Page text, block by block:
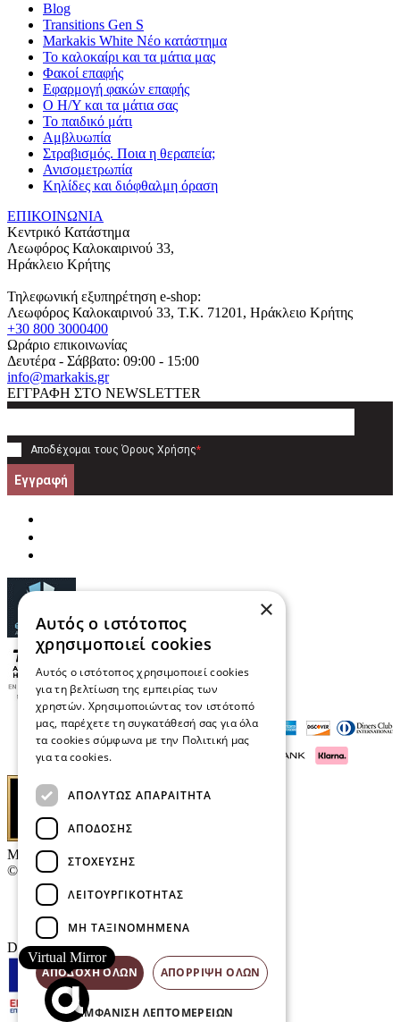
Blog
Transitions Gen S
Markakis White Νέο κατάστημα
Το καλοκαίρι και τα μάτια μας
Φακοί επαφής
Εφαρμογή φακών επαφής
Ο Η/Υ και τα μάτια σας
Το παιδικό μάτι
Αμβλυωπία
Στραβισμός. Ποια η θεραπεία;
Ανισομετρωπία
Κηλίδες και διόφθαλμη όραση
ΕΠΙΚΟΙΝΩΝΙΑ
Κεντρικό Κατάστημα
Λεωφόρος Καλοκαιρινού 33,
Ηράκλειο Κρήτης
Τηλεφωνική εξυπηρέτηση e-shop:
Λεωφόρος Καλοκαιρινού 33, T.K. 71201, Ηράκλειο Κρήτης
+30 800 3000400
Ωράριο επικοινωνίας
Δευτέρα - Σάββατο: 09:00 - 15:00
info@markakis.gr
ΕΓΓΡΑΦΗ ΣΤΟ NEWSLETTER
Αποδέχομαι τους Όρους Χρήσης*
Εγγραφή
Μαρκάκης Οπτικά
© 2026
Επικοινωνία
E-Volution Awards
Designed & developed by
Virtual Mirror
×
Αυτός ο ιστότοπος
χρησιμοποιεί cookies
Αυτός ο ιστότοπος χρησιμοποιεί cookies
για τη βελτίωση της εμπειρίας των
χρηστών. Χρησιμοποιώντας τον ιστότοπό
μας, παρέχετε τη συγκατάθεσή σας για όλα
τα cookies σύμφωνα με την Πολιτική μας
για τα cookies.
ΑΠΟΛΎΤΩΣ ΑΠΑΡΑΊΤΗΤΑ
ΑΠΌΔΟΣΗΣ
ΣΤΌΧΕΥΣΗΣ
ΛΕΙΤΟΥΡΓΙΚΌΤΗΤΑΣ
ΜΗ ΤΑΞΙΝΟΜΗΜΈΝΑ
ΑΠΟΔΟΧΉ ΌΛΩΝ ΑΠΌΡΡΙΨΗ ΌΛΩΝ
ΕΜΦΆΝΙΣΗ ΛΕΠΤΟΜΕΡΕΙΏΝ